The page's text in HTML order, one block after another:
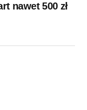
nawet 500 zł